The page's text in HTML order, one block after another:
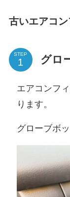
古いエアコ
STEP グロ
エアコンフ
ります。
グローブボ